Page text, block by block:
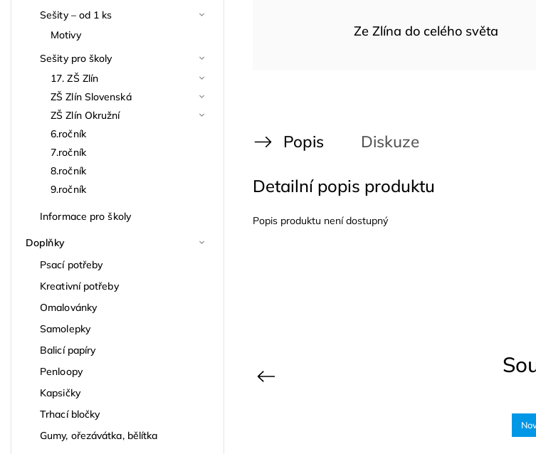
Sešity – od 1 ks
Motivy
Sešity pro školy
17. ZŠ Zlín
ZŠ Zlín Slovenská
ZŠ Zlín Okružní
6.ročník
7.ročník
8.ročník
9.ročník
Informace pro školy
Doplňky
Psací potřeby
Kreativní potřeby
Omalovánky
Samolepky
Balicí papíry
Penloopy
Kapsičky
Trhací bločky
Gumy, ořezávátka, bělítka
Ze Zlína do celého světa
Popis Diskuze
Detailní popis produktu
Popis produktu není dostupný
Previous